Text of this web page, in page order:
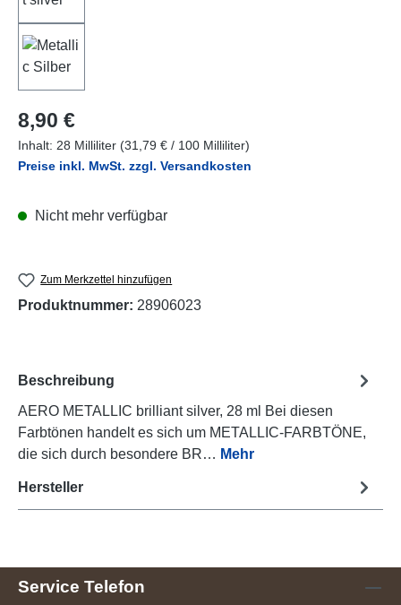
Regulärer Preis:
8,90 €
Inhalt: 28 Milliliter (31,79 € / 100 Milliliter)
Preise inkl. MwSt. zzgl. Versandkosten
Nicht mehr verfügbar
Zum Merkzettel hinzufügen
Produktnummer: 28906023
Beschreibung
AERO METALLIC brilliant silver, 28 ml Bei diesen
Farbtönen handelt es sich um METALLIC-FARBTÖNE,
die sich durch besondere BR… Mehr
Hersteller
Service Telefon